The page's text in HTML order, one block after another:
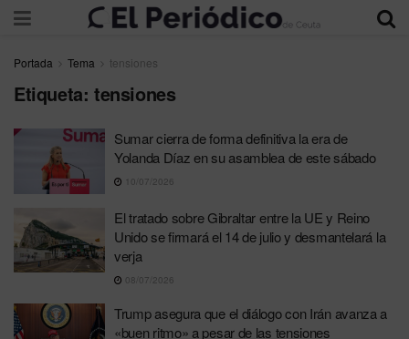
Portada Tema tensiones
Etiqueta: tensiones
Sumar cierra de forma definitiva la era de
Yolanda Díaz en su asamblea de este sábado
10/07/2026
El tratado sobre Gibraltar entre la UE y Reino
Unido se firmará el 14 de julio y desmantelará la
verja
08/07/2026
Trump asegura que el diálogo con Irán avanza a
«buen ritmo» a pesar de las tensiones